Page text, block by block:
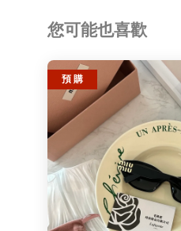
您可能也喜歡
預 購